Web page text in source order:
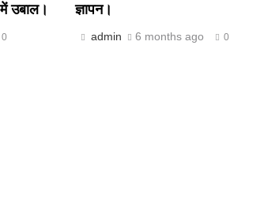
उबाल।
0
ज्ञापन।
admin 6 months ago 0